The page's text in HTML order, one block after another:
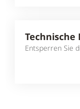
Technische
Entsperren Sie